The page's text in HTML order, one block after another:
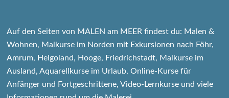
Auf den Seiten von MALEN am MEER findest du: Malen &
Wohnen, Malkurse im Norden mit Exkursionen nach Föhr,
Amrum, Helgoland, Hooge, Friedrichstadt, Malkurse im
Ausland, Aquarellkurse im Urlaub, Online-Kurse für
Anfänger und Fortgeschrittene, Video-Lernkurse und viele